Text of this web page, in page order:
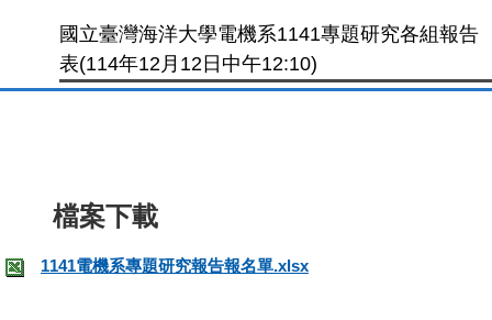
國立臺灣海洋大學電機系1141專題研究各組報告
表(114年12月12日中午12:10)
1141電機系專題研究報告報名單.xlsx